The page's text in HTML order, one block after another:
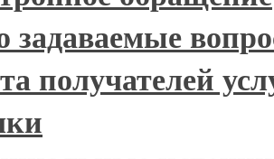
задаваемые
получателей